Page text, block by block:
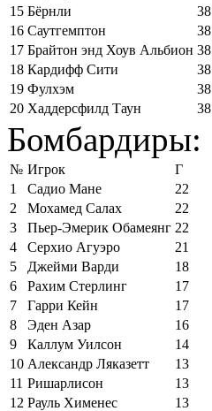
15 Бёрнли 38
16 Саутгемптон 38
17 Брайтон энд Хоув Альбион 38
18 Кардифф Сити 38
19 Фулхэм 38
20 Хаддерсфилд Таун 38
Бомбардиры:
№ Игрок
Г
1
Садио Мане
22
2
Мохамед Салах
22
3
Пьер-Эмерик Обамеянг 22
4
Серхио Агуэро
21
5
Джейми Варди
18
6
Рахим Стерлинг
17
7
Гарри Кейн
17
8
Эден Азар
16
9
Каллум Уилсон
14
10 Александр Ляказетт
13
11 Ришарлисон
13
12 Рауль Хименес
13